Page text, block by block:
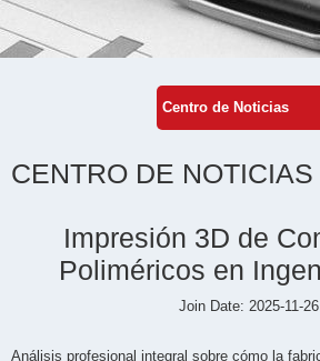
Centro de Noticias
CENTRO DE NOTICIAS
Impresión 3D de
Poliméricos en
Join Date: 2025-11-26
Análisis profesional integral sobre cómo la